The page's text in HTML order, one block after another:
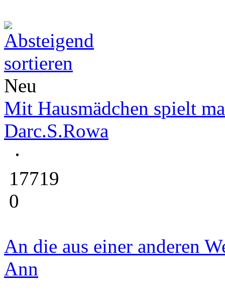
Neu
Mit Hausmädchen spielt
Darc.S.Rowa
17719
0
An die aus einer anderen
Ann